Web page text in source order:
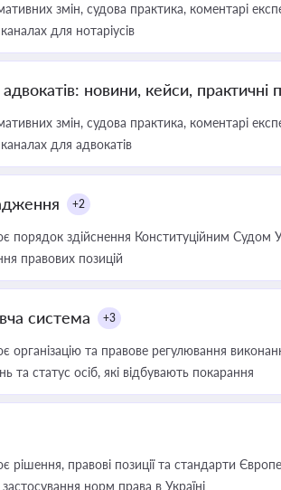
змін, судова практика, коментарі
для нотаріусів
новини, кейси, практичні
змін, судова практика, коментарі
для адвокатів
+2
порядок здійснення Конституційним Судом
правових позицій
система +3
організацію та правове регулювання
та статус осіб, які відбувають покарання
рішення, правові позиції та стандарти
норм права в Україні